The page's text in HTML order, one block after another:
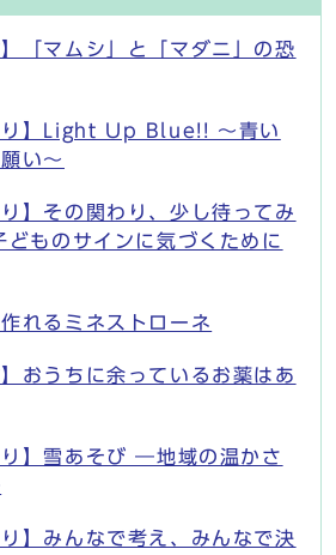
】「マムシ」と「マダニ」の恐
り】Light Up Blue!! ～青い
い～
り】その関わり、少し待ってみ
どものサインに気づくために
れるミネストローネ
】おうちに余っているお薬はあ
り】雪あそび ―地域の温かさ
り】みんなで考え、みんなで決